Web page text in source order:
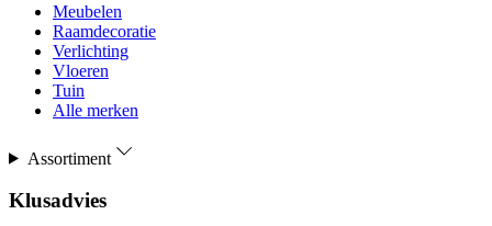
Meubelen
Raamdecoratie
Verlichting
Vloeren
Tuin
Alle merken
Assortiment
Klusadvies